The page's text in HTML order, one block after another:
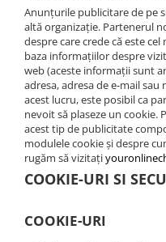
Anunțurile publicitare de pe
altă organizație. Partenerul
despre care crede că este
baza informațiilor despre
web (aceste informații sunt
adresa, adresa de e-mail
acest lucru, este posibil ca
nevoit să plaseze un
acest tip de publicitate
modulele cookie și despre
rugăm să vizitați
COOKIE-URI SI
COOKIE-URI